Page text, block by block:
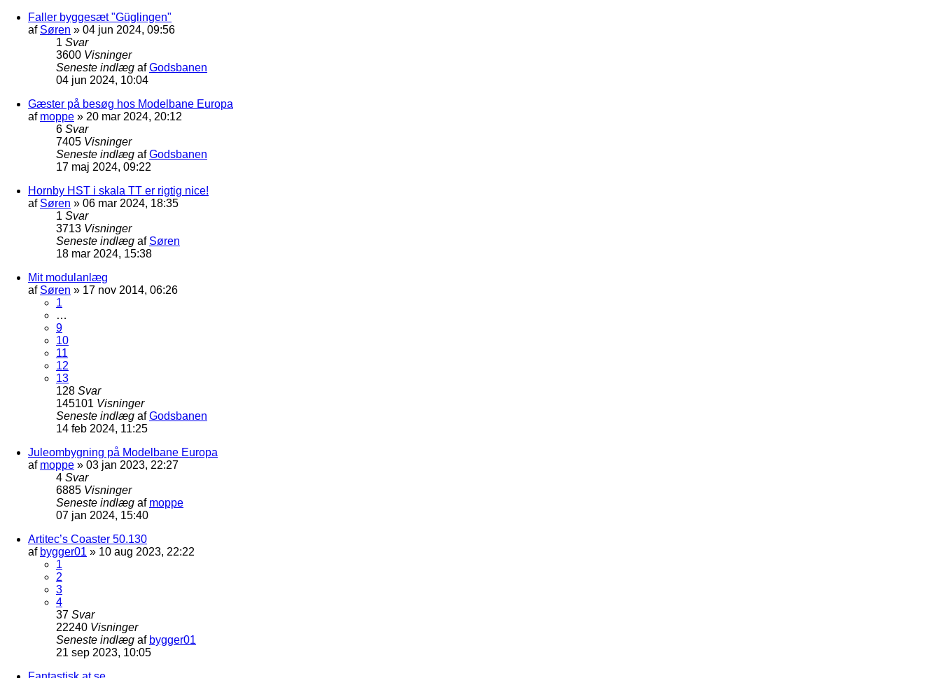
Faller byggesæt "Güglingen"
af Søren » 04 jun 2024, 09:56
1 Svar
3600 Visninger
Seneste indlæg afGodsbanen
04 jun 2024, 10:04
Gæster på besøg hos Modelbane Europa
af moppe » 20 mar 2024, 20:12
6 Svar
7405 Visninger
Seneste indlæg afGodsbanen
17 maj 2024, 09:22
Hornby HST i skala TT er rigtig nice!
af Søren » 06 mar 2024, 18:35
1 Svar
3713 Visninger
Seneste indlæg af Søren
18 mar 2024, 15:38
Mit modulanlæg
af Søren » 17 nov 2014, 06:26
1
…
9
10
11
12
13
128 Svar
145101 Visninger
Seneste indlæg afGodsbanen
14 feb 2024, 11:25
Juleombygning på Modelbane Europa
af moppe » 03 jan 2023, 22:27
4 Svar
6885 Visninger
Seneste indlæg af moppe
07 jan 2024, 15:40
Artitec’s Coaster 50.130
af bygger01 » 10 aug 2023, 22:22
1
2
3
4
37 Svar
22240 Visninger
Seneste indlæg af bygger01
21 sep 2023, 10:05